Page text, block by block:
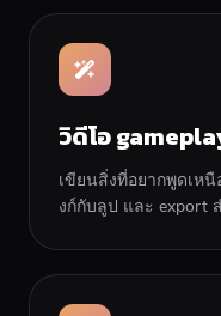
วิดีโอ
เขียนสิ่งที่อยากพูดเหนื
งก์กับลูป และ export